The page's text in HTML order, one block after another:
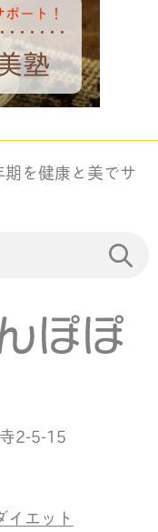
を健康と美でサ
2-5-15
イエット